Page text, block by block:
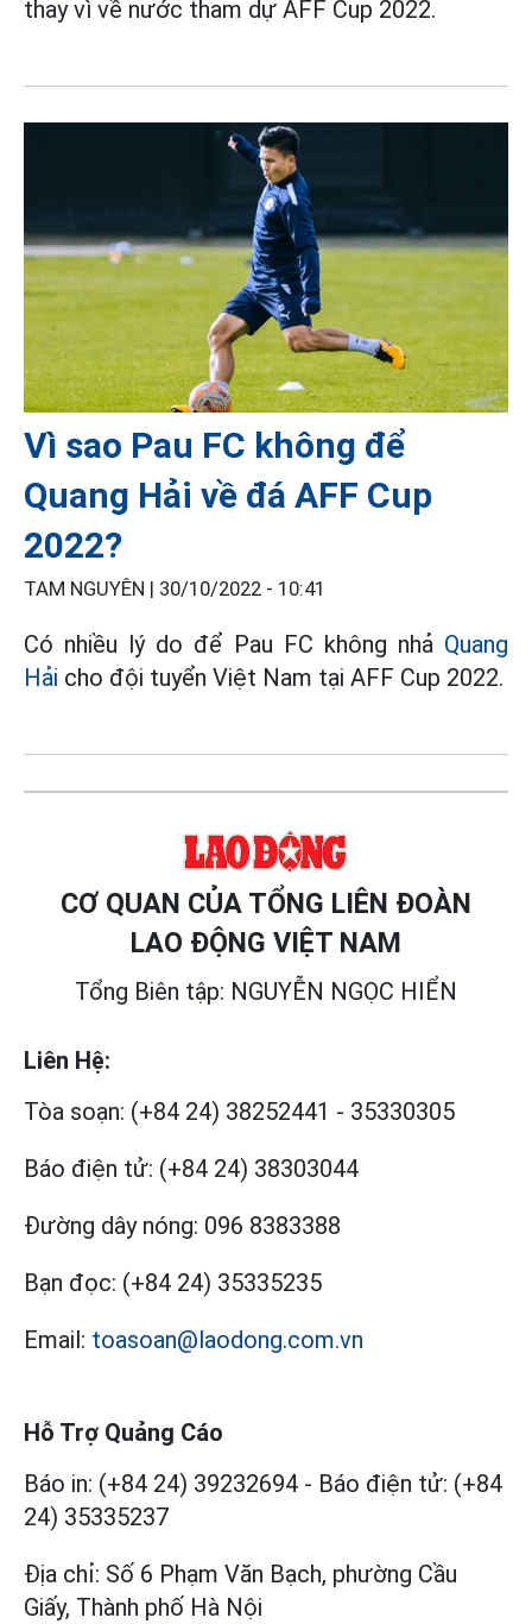
thay vì về nước tham dự AFF Cup 2022.
Vì sao Pau FC không để
Quang Hải về đá AFF Cup
2022?
TAM NGUYÊN | 30/10/2022 - 10:41
Có nhiều lý do để Pau FC không nhả Quang
Hải cho đội tuyển Việt Nam tại AFF Cup 2022.
CƠ QUAN CỦA TỔNG LIÊN ĐOÀN
LAO ĐỘNG VIỆT NAM
Tổng Biên tập: NGUYỄN NGỌC HIỂN
Liên Hệ:
Tòa soạn: (+84 24) 38252441 - 35330305
Báo điện tử: (+84 24) 38303044
Đường dây nóng: 096 8383388
Bạn đọc: (+84 24) 35335235
Email: toasoan@laodong.com.vn
Hỗ Trợ Quảng Cáo
Báo in: (+84 24) 39232694 - Báo điện tử: (+84
24) 35335237
Địa chỉ: Số 6 Phạm Văn Bạch, phường Cầu
Giấy, Thành phố Hà Nội